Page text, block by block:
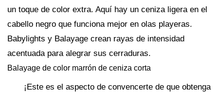
un toque de color extra. Aquí hay un ceniza ligera en el
cabello negro que funciona mejor en olas playeras.
Babylights y Balayage crean rayas de intensidad
acentuada para alegrar sus cerraduras.
Balayage de color marrón de ceniza corta
¡Este es el aspecto de convencerte de que obtenga